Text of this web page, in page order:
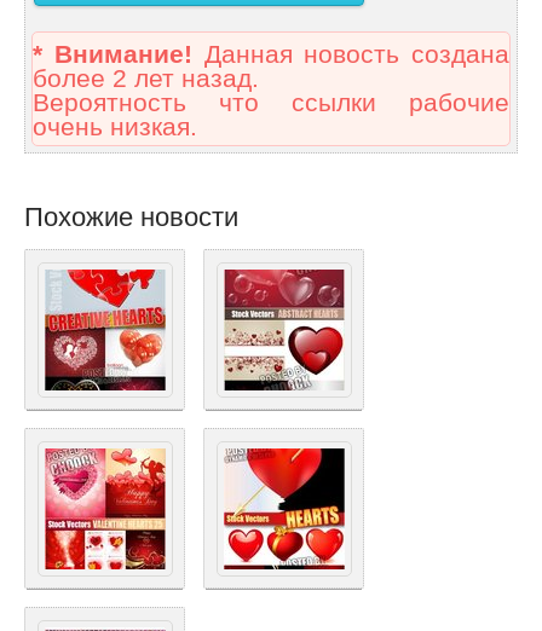
* Внимание! Данная новость создана
более 2 лет назад.
Вероятность что ссылки рабочие
очень низкая.
Похожие новости